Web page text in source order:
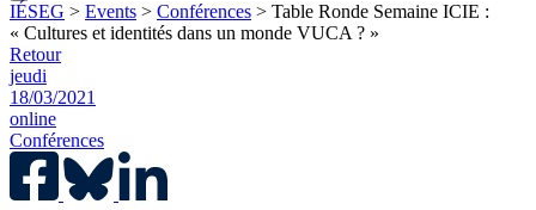
IÉSEG > Events > Conférences > Table Ronde Semaine ICIE :
« Cultures et identités dans un monde VUCA ? »
Retour
jeudi
18/03/2021
online
Conférences